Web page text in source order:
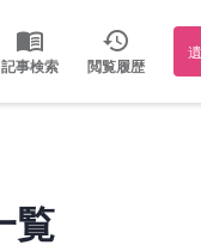
記事検索 閲覧履歴
覧